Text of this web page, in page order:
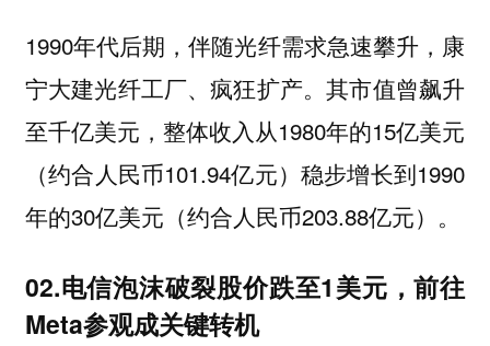
1990年代后期，伴随光纤需求急速攀升，康
宁大建光纤工厂、疯狂扩产。其市值曾飙升
至千亿美元，整体收入从1980年的15亿美元
（约合人民币101.94亿元）稳步增长到1990
年的30亿美元（约合人民币203.88亿元）。
02.电信泡沫破裂股价跌至1美元，前往
Meta参观成关键转机